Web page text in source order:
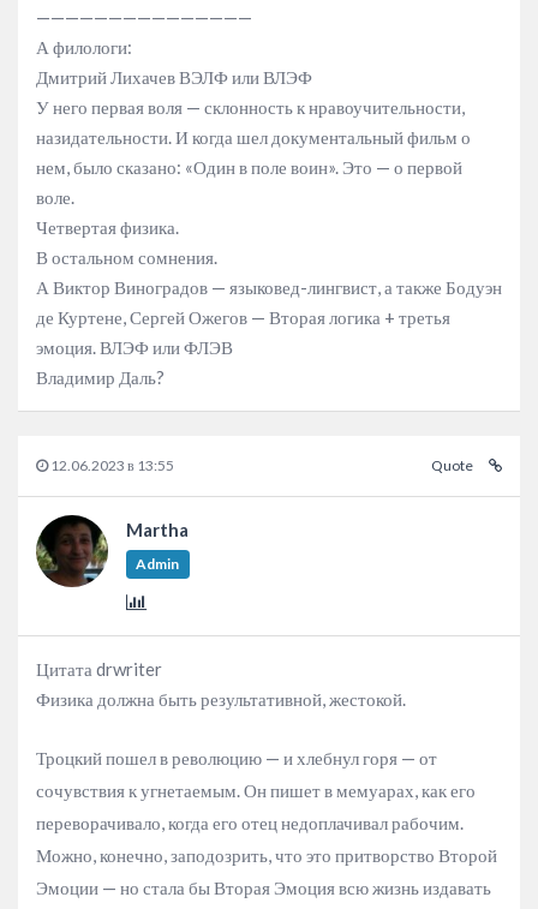
———————————————
А филологи:
Дмитрий Лихачев ВЭЛФ или ВЛЭФ
У него первая воля — склонность к нравоучительности,
назидательности. И когда шел документальный фильм о
нем, было сказано: «Один в поле воин». Это — о первой
воле.
Четвертая физика.
В остальном сомнения.
А Виктор Виноградов — языковед-лингвист, а также Бодуэн
де Куртене, Сергей Ожегов — Вторая логика + третья
эмоция. ВЛЭФ или ФЛЭВ
Владимир Даль?
12.06.2023 в 13:55 Quote
Martha
Admin
Цитата drwriter
Физика должна быть результативной, жестокой.
Троцкий пошел в революцию — и хлебнул горя — от
сочувствия к угнетаемым. Он пишет в мемуарах, как его
переворачивало, когда его отец недоплачивал рабочим.
Можно, конечно, заподозрить, что это притворство Второй
Эмоции — но стала бы Вторая Эмоция всю жизнь издавать